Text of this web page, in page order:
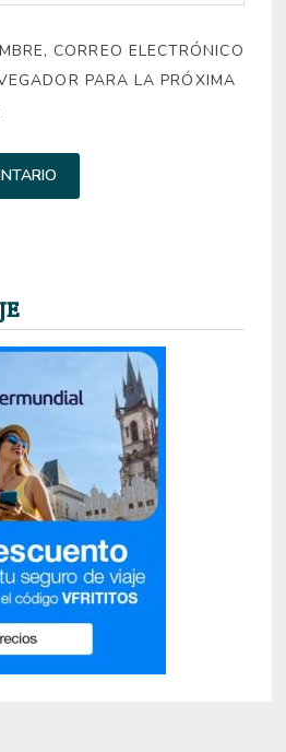
CORREO ELECTRÓNICO
PARA LA PRÓXIMA